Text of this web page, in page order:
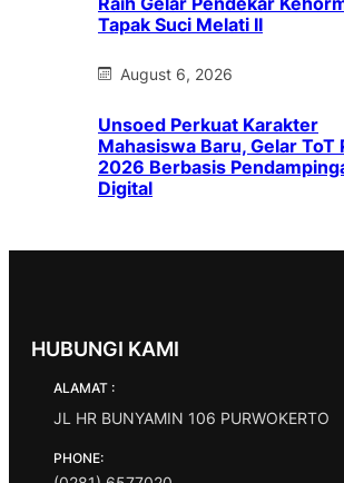
Tapak Suci Melati II
August 6, 2026
Unsoed Perkuat Karakter
Mahasiswa Baru, Gelar ToT
2026 Berbasis
Digital
HUBUNGI KAMI
ALAMAT :
JL HR BUNYAMIN 106 PURWOKERTO
PHONE: